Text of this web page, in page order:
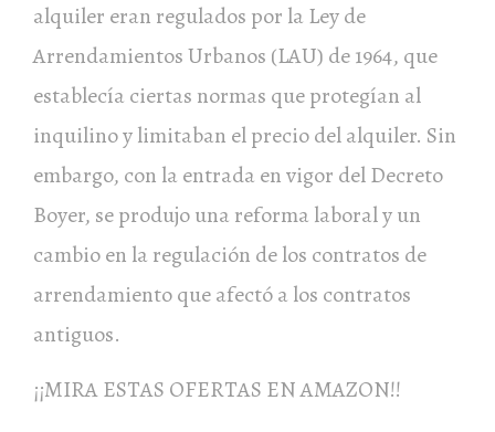
alquiler eran regulados por la Ley de
Arrendamientos Urbanos (LAU) de 1964, que
establecía ciertas normas que protegían al
inquilino y limitaban el precio del alquiler. Sin
embargo, con la entrada en vigor del Decreto
Boyer, se produjo una reforma laboral y un
cambio en la regulación de los contratos de
arrendamiento que afectó a los contratos
antiguos.
¡¡MIRA ESTAS OFERTAS EN AMAZON!!